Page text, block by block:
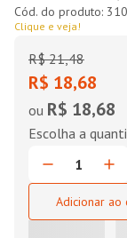
Clique e veja!
R$ 21,48
R$ 18,68
ou R$ 18,68
Adicionar ao